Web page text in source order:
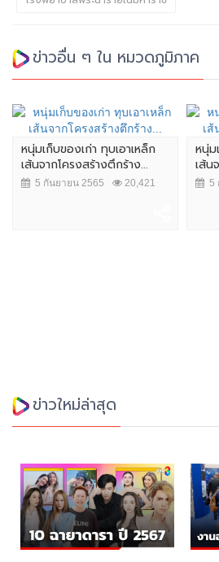
ข่าวอื่น ๆ ใน หมวดภูมิภาค
หนุ่มเก็บของเก่า ทุบเอาเหล็ก
เส้นจากโครงสร้างตึกร้าง...
5 กันยายน 2565 20,421
หนุ่ม
เส้น
5
ข่าวใหม่ล่าสุด